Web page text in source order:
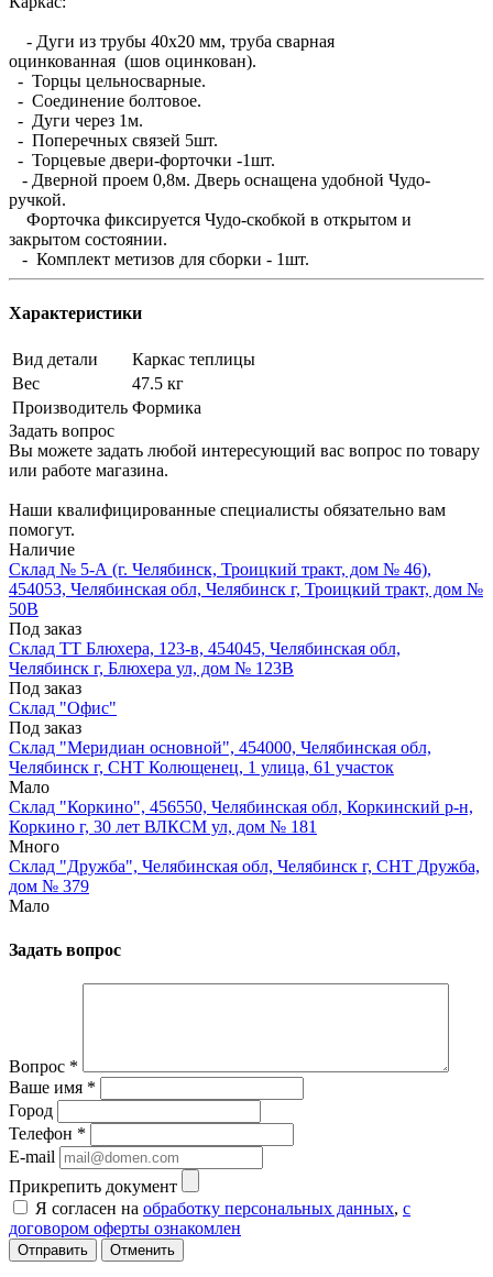
- Дуги из трубы 40х20 мм, труба сварная
оцинкованная (шов оцинкован).
- Торцы цельносварные.
- Соединение болтовое.
- Дуги через 1м.
- Поперечных связей 5шт.
- Торцевые двери-форточки -1шт.
- Дверной проем 0,8м. Дверь оснащена удобной Чудо-
ручкой.
Форточка фиксируется Чудо-скобкой в открытом и
закрытом состоянии.
- Комплект метизов для сборки - 1шт.
Характеристики
Вид детали
Каркас теплицы
Вес
47.5 кг
Производитель Формика
Задать вопрос
Вы можете задать любой интересующий вас вопрос по товару
или работе магазина.
Наши квалифицированные специалисты обязательно вам
помогут.
Наличие
Склад № 5-А (г. Челябинск, Троицкий тракт, дом № 46),
454053, Челябинская обл, Челябинск г, Троицкий тракт, дом №
50В
Под заказ
Склад ТТ Блюхера, 123-в, 454045, Челябинская обл,
Челябинск г, Блюхера ул, дом № 123В
Под заказ
Склад "Офис"
Под заказ
Склад "Меридиан основной", 454000, Челябинская обл,
Челябинск г, СНТ Колющенец, 1 улица, 61 участок
Мало
Склад "Коркино", 456550, Челябинская обл, Коркинский р-н,
Коркино г, 30 лет ВЛКСМ ул, дом № 181
Много
Склад "Дружба", Челябинская обл, Челябинск г, СНТ Дружба,
дом № 379
Мало
Задать вопрос
Вопрос *
Ваше имя *
Город
Телефон *
E-mail
Прикрепить документ
Я согласен на обработку персональных данных, с
договором оферты ознакомлен
Отменить